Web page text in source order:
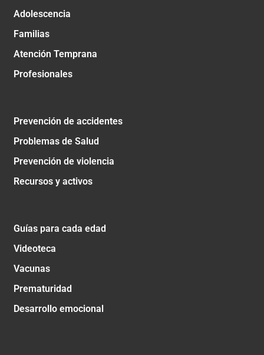
Adolescencia
Familias
Atención Temprana
Profesionales
Prevención de accidentes
Problemas de Salud
Prevención de violencia
Recursos y activos
Guías para cada edad
Videoteca
Vacunas
Prematuridad
Desarrollo emocional